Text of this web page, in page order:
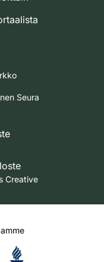
Seura
Creative